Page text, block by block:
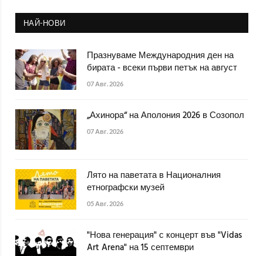
НАЙ-НОВИ
Празнуваме Международния ден на
бирата - всеки първи петък на август
07 Авг. 2026
„Ахинора“ на Аполония 2026 в Созопол
07 Авг. 2026
Лято на паветата в Националния
етнографски музей
05 Авг. 2026
"Нова генерация" с концерт във "Vidas
Art Arena" на 15 септември